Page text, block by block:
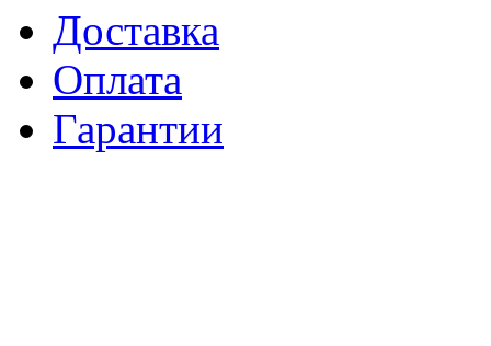
Доставка
Оплата
Гарантии